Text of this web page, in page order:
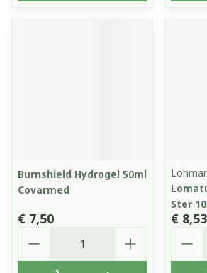
Burnshield Hydrogel 50ml
Covarmed
€ 7,50
Ster
€ 8,53